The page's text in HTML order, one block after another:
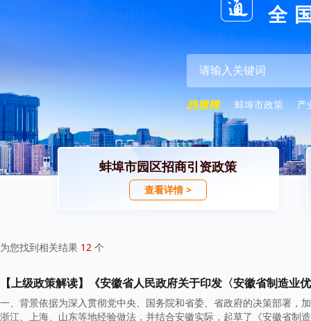
全
蚌埠市政策 产
蚌埠市园区招商引资政策
查看详情 >
为您找到相关结果 12 个
【上级政策解读】《安徽省人民政府关于印发〈安徽省制造业
一、背景依据为深入贯彻党中央、国务院和省委、省政府的决策部署，
浙江、上海、山东等地经验做法，并结合安徽实际，起草了《安徽省制